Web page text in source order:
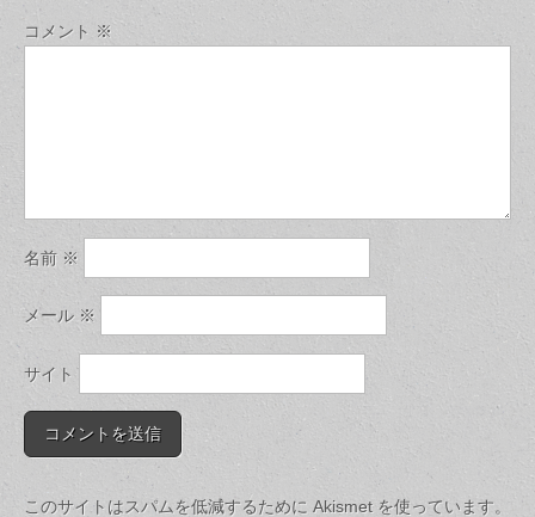
コメント ※
名前 ※
メール ※
サイト
このサイトはスパムを低減するために Akismet を使っています。